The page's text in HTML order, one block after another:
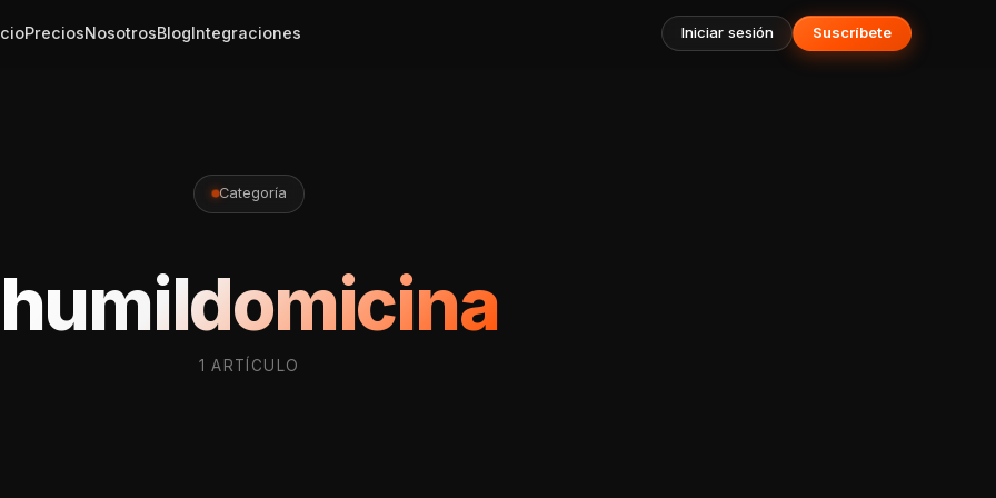
PreciosNosotrosBlogIntegraciones Iniciar sesión Suscríbete
Categoría
humildomicina
1 ARTÍCULO